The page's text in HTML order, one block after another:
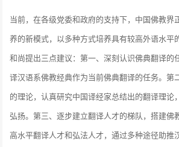
当前，在各级党委和政府的支持下，中国佛教界
养的新模式，以多种方式培养具有较高外语水平
和尚提出三点建议：第一、深刻认识佛典翻译的
译汉语系佛教经典作为当前佛典翻译的任务。第
的理论，认真研究中国译经家总结出的翻译理论
弘扬。第三、逐步建立翻译人才的梯队，搭建佛
高水平翻译人才和弘法人才，通过多种途径助推